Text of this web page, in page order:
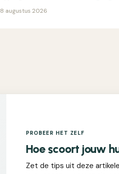
8 augustus 2026
PROBEER HET ZELF
Hoe scoort jouw
Zet de tips uit deze